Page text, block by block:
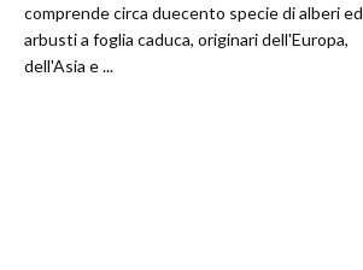
comprende circa duecento specie di alberi ed
arbusti a foglia caduca, originari dell'Europa,
dell'Asia e ...